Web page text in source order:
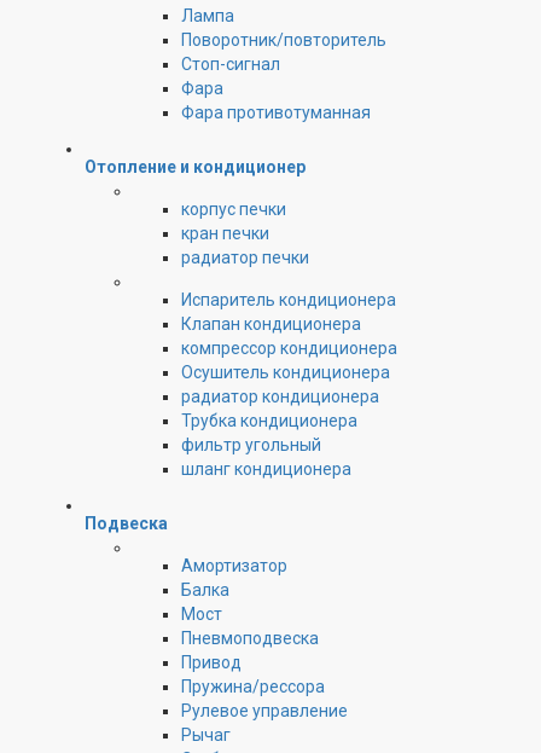
Лампа
Поворотник/повторитель
Стоп-сигнал
Фара
Фара противотуманная
Отопление и кондиционер
корпус печки
кран печки
радиатор печки
Испаритель кондиционера
Клапан кондиционера
компрессор кондиционера
Осушитель кондиционера
радиатор кондиционера
Трубка кондиционера
фильтр угольный
шланг кондиционера
Подвеска
Амортизатор
Балка
Мост
Пневмоподвеска
Привод
Пружина/рессора
Рулевое управление
Рычаг